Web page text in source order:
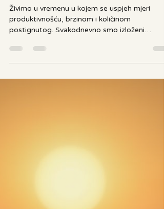
života?
Živimo u vremenu u kojem se uspjeh mjeri
produktivnošću, brzinom i količinom
porukama da moramo biti bolji, bogatiji,
uspješniji i zauzetiji nego jučer. Paradoksalno,
velikim životnim dramama.